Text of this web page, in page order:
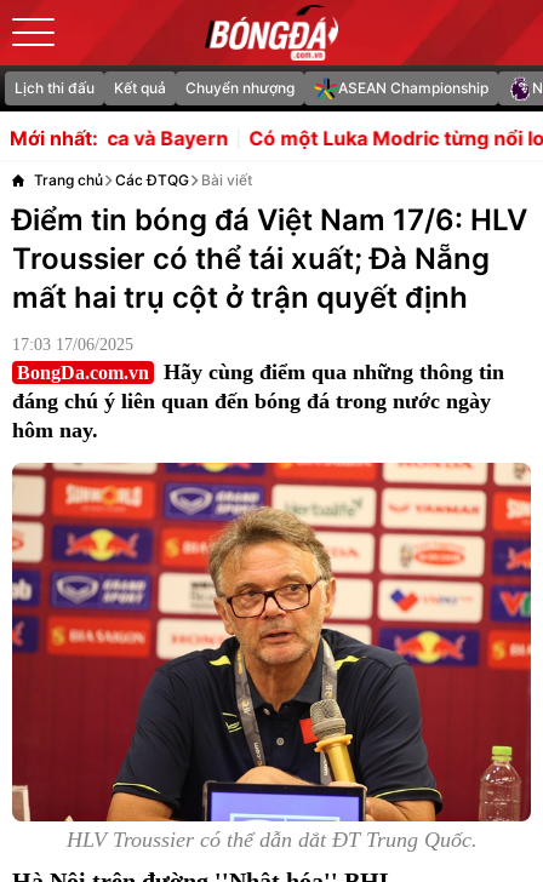
Lịch thi đấu Kết quả Chuyển nhượng ASEAN Championship
Mới nhất:Có một Luka Modric từng nổi loạn để rời
Trang chủ Các ĐTQG Bài viết
Điểm tin bóng đá Việt Nam 17/6: HLV
Troussier có thể tái xuất; Đà Nẵng
mất hai trụ cột ở trận quyết định
17:03 17/06/2025
BongDa.com.vn
Hãy cùng điểm qua những thông tin
đáng chú ý liên quan đến bóng đá trong nước ngày
hôm nay.
HLV Troussier có thể dẫn dắt ĐT Trung Quốc.